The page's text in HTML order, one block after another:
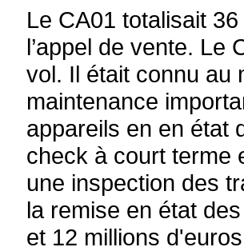
Le CA01 totalisait
l’appel de vente. Le
vol. Il était connu au
maintenance
appareils en en état
check à court terme
une inspection des
la remise en état
et 12 millions